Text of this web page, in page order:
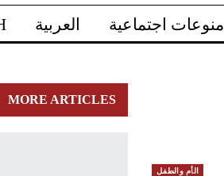
منوعات اجتماعية العربية
الأم والطفل
MORE ARTICLES